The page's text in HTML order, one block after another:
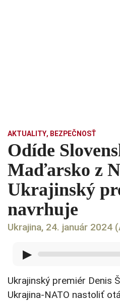
AKTUALITY, BEZPEČNOSŤ
Odíde
Maďarsko z
Ukrajinský
navrhuje
Ukrajina, 24. január 2024
▶
Ukrajinský premiér Denis
Ukrajina-NATO nastoliť